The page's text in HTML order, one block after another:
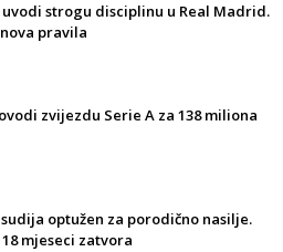
strogu disciplinu u Real Madrid.
pravila
zvijezdu Serie A za 138 miliona
optužen za porodično nasilje.
mjeseci zatvora